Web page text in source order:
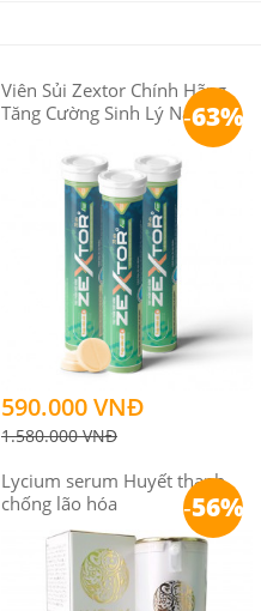
Viên Sủi Zextor Chính Hãng
Tăng Cường Sinh Lý Nam
590.000 VNĐ
1.580.000 VNĐ
-63%
Lycium serum Huyết thanh
chống lão hóa
-56%